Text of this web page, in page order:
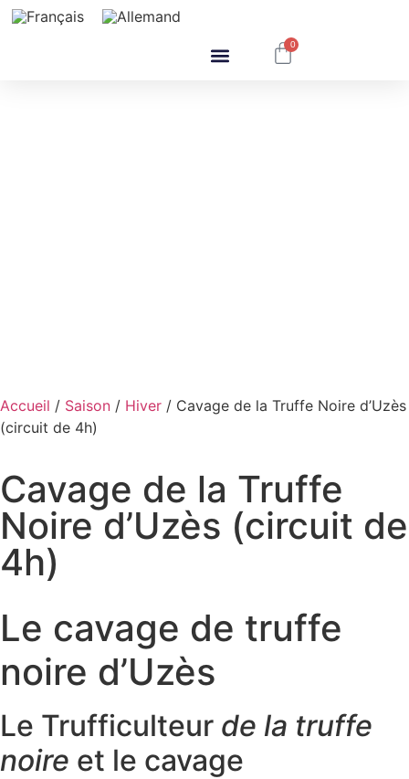
0
Accueil / Saison / Hiver / Cavage de la Truffe Noire d’Uzès
(circuit de 4h)
Cavage de la Truffe
Noire d’Uzès (circuit de
4h)
Le cavage de truffe
noire d’Uzès
Le Trufficulteur de la truffe
noire et le cavage